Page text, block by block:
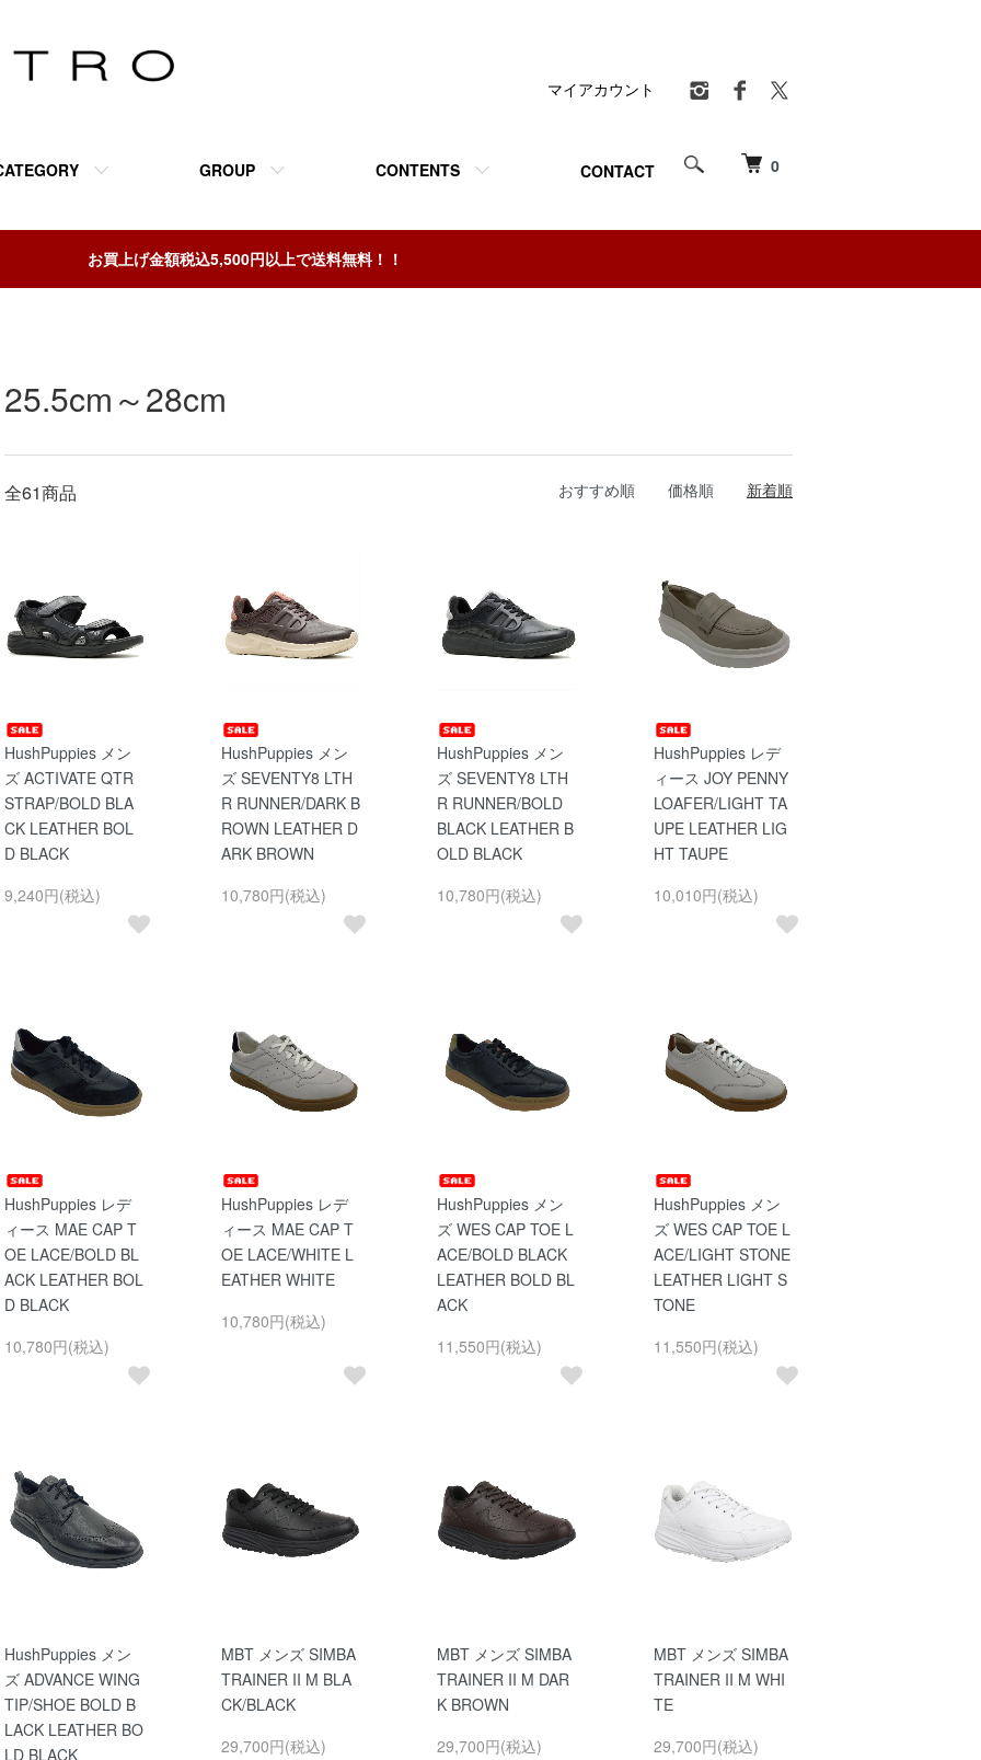
0
GROUP CONTENTS CONTACT
マイアカウント
お買上げ金額税込5,500円以上で送料無料！！
25.5cm～28cm
全61商品 おすすめ順 価格順 新着順
HushPuppies メン
ズ ACTIVATE QTR
STRAP/BOLD BLA
CK LEATHER BOL
D BLACK
9,240円(税込)
HushPuppies メン
ズ SEVENTY8 LTH
R RUNNER/DARK B
ROWN LEATHER D
ARK BROWN
10,780円(税込)
HushPuppies メン
ズ SEVENTY8 LTH
R RUNNER/BOLD
BLACK LEATHER B
OLD BLACK
10,780円(税込)
HushPuppies レデ
ィース JOY PENNY
LOAFER/LIGHT TA
UPE LEATHER LIG
HT TAUPE
10,010円(税込)
HushPuppies レデ
ィース MAE CAP T
OE LACE/BOLD BL
ACK LEATHER BOL
D BLACK
10,780円(税込)
HushPuppies レデ
ィース MAE CAP T
OE LACE/WHITE L
EATHER WHITE
10,780円(税込)
HushPuppies メン
ズ WES CAP TOE L
ACE/BOLD BLACK
LEATHER BOLD BL
ACK
11,550円(税込)
HushPuppies メン
ズ WES CAP TOE L
ACE/LIGHT STONE
LEATHER LIGHT S
TONE
11,550円(税込)
HushPuppies メン
ズ ADVANCE WING
TIP/SHOE BOLD B
LACK LEATHER BO
LD BLACK
MBT メンズ SIMBA
TRAINER II M BLA
CK/BLACK
29,700円(税込)
MBT メンズ SIMBA
TRAINER II M DAR
K BROWN
29,700円(税込)
MBT メンズ SIMBA
TRAINER II M WHI
TE
29,700円(税込)